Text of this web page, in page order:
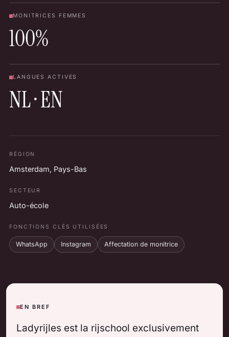
MONITRICES FEMMES
100%
LANGUES ACTIVES
NL · EN
RÉGION
Amsterdam, Pays-Bas
SECTEUR
Auto-école
FONCTIONS CLÉS UTILISÉES
WhatsApp Instagram Affectation de monitrice
EN BREF
Ladyrijles est la rijschool exclusivement